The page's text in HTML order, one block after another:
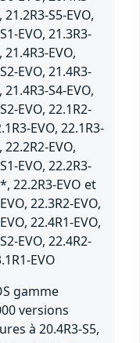
21.2R3-S5-EVO,
EVO, 21.3R3-
21.4R3-EVO,
EVO, 21.4R3-
21.4R3-S4-EVO,
EVO, 22.1R2-
EVO, 22.1R3-
22.2R2-EVO,
EVO, 22.2R3-
22.2R3-EVO et
22.3R2-EVO,
22.4R1-EVO,
EVO, 22.4R2-
EVO
gamme
versions
à 20.4R3-S5,